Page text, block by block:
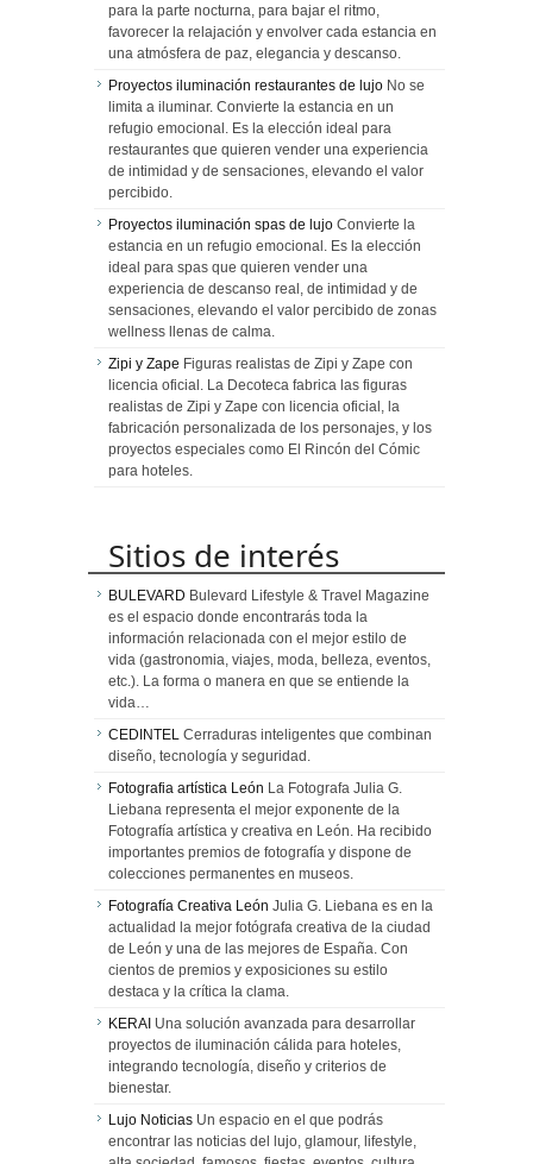
para la parte nocturna, para bajar el ritmo,
favorecer la relajación y envolver cada estancia en
una atmósfera de paz, elegancia y descanso.
Proyectos iluminación restaurantes de lujo No se
limita a iluminar. Convierte la estancia en un
refugio emocional. Es la elección ideal para
restaurantes que quieren vender una experiencia
de intimidad y de sensaciones, elevando el valor
percibido.
Proyectos iluminación spas de lujo Convierte la
estancia en un refugio emocional. Es la elección
ideal para spas que quieren vender una
experiencia de descanso real, de intimidad y de
sensaciones, elevando el valor percibido de zonas
wellness llenas de calma.
Zipi y Zape Figuras realistas de Zipi y Zape con
licencia oficial. La Decoteca fabrica las figuras
realistas de Zipi y Zape con licencia oficial, la
fabricación personalizada de los personajes, y los
proyectos especiales como El Rincón del Cómic
para hoteles.
Sitios de interés
BULEVARD Bulevard Lifestyle & Travel Magazine
es el espacio donde encontrarás toda la
información relacionada con el mejor estilo de
vida (gastronomia, viajes, moda, belleza, eventos,
etc.). La forma o manera en que se entiende la
vida…
CEDINTEL Cerraduras inteligentes que combinan
diseño, tecnología y seguridad.
Fotografia artística León La Fotografa Julia G.
Liebana representa el mejor exponente de la
Fotografía artística y creativa en León. Ha recibido
importantes premios de fotografía y dispone de
colecciones permanentes en museos.
Fotografía Creativa León Julia G. Liebana es en la
actualidad la mejor fotógrafa creativa de la ciudad
de León y una de las mejores de España. Con
cientos de premios y exposiciones su estilo
destaca y la crítica la clama.
KERAI Una solución avanzada para desarrollar
proyectos de iluminación cálida para hoteles,
integrando tecnología, diseño y criterios de
bienestar.
Lujo Noticias Un espacio en el que podrás
encontrar las noticias del lujo, glamour, lifestyle,